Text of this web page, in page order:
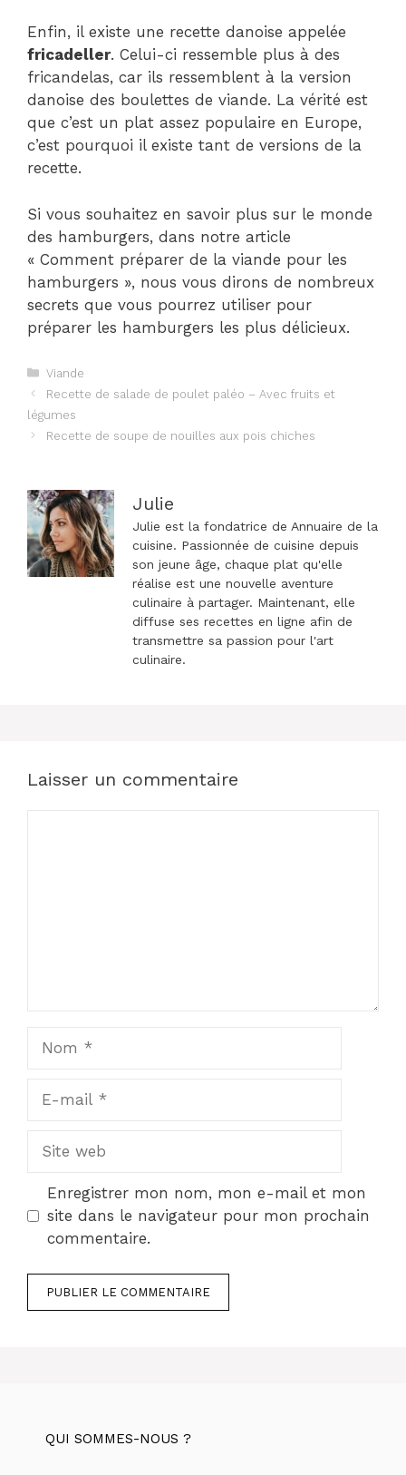
Enfin, il existe une recette danoise appelée
fricadeller. Celui-ci ressemble plus à des
fricandelas, car ils ressemblent à la version
danoise des boulettes de viande. La vérité est
que c’est un plat assez populaire en Europe,
c’est pourquoi il existe tant de versions de la
recette.
Si vous souhaitez en savoir plus sur le monde
des hamburgers, dans notre article
« Comment préparer de la viande pour les
hamburgers », nous vous dirons de nombreux
secrets que vous pourrez utiliser pour
préparer les hamburgers les plus délicieux.
Catégories
Viande
Navigation
des
articles
Recette de salade de poulet paléo – Avec fruits et
légumes
Recette de soupe de nouilles aux pois chiches
Julie
Julie est la fondatrice de Annuaire de la
cuisine. Passionnée de cuisine depuis
son jeune âge, chaque plat qu'elle
réalise est une nouvelle aventure
culinaire à partager. Maintenant, elle
diffuse ses recettes en ligne afin de
transmettre sa passion pour l'art
culinaire.
Laisser un commentaire
Site
Enregistrer mon nom, mon e-mail et mon
site dans le navigateur pour mon prochain
commentaire.
QUI SOMMES-NOUS ?